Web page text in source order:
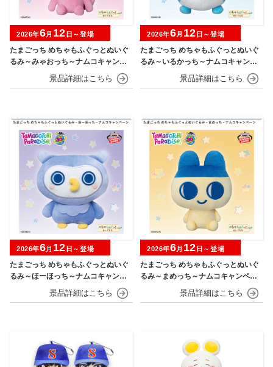
たまごっち めちゃもふぐっとぬいぐ
るみ～みゃおっち～ナムコキャンペ
2026年6月 12 日～登場
たまごっち めちゃもふぐっとぬいぐ
るみ～いるかっち～ナムコキャンペ
2026年6月 12 日～登場
たまごっち めちゃもふぐっとぬいぐ
るみ～ほーほっち～ナムコキャンペ
2026年6月 12 日～登場
たまごっち めちゃもふぐっとぬいぐ
るみ～まめっち～ナムコキャンペー
2026年6月 12 日～登場